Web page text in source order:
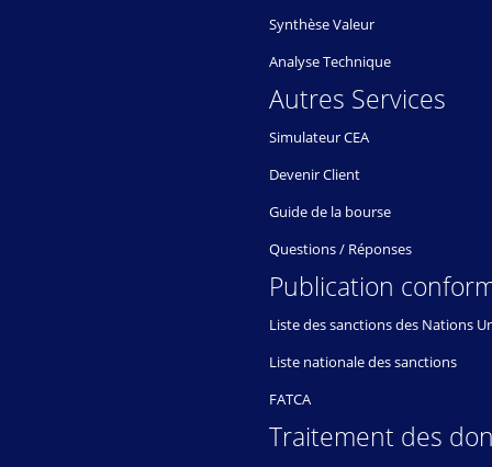
Synthèse Valeur
Analyse Technique
Autres Services
Simulateur CEA
Devenir Client
Guide de la bourse
Questions / Réponses
Publication
Liste des sanctions des Nations
Liste nationale des sanctions
FATCA
Traitement des